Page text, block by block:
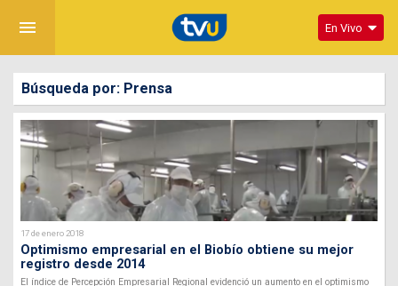
menu En Vivo
Búsqueda por: Prensa
17 de enero 2018
Optimismo empresarial en el Biobío obtiene su mejor
registro desde 2014
El índice de Percepción Empresarial Regional evidenció un aumento en el optimismo